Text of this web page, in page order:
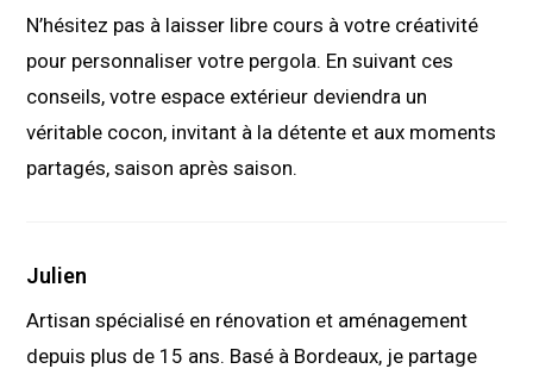
N’hésitez pas à laisser libre cours à votre créativité
pour personnaliser votre pergola. En suivant ces
conseils, votre espace extérieur deviendra un
véritable cocon, invitant à la détente et aux moments
partagés, saison après saison.
Julien
Artisan spécialisé en rénovation et aménagement
depuis plus de 15 ans. Basé à Bordeaux, je partage